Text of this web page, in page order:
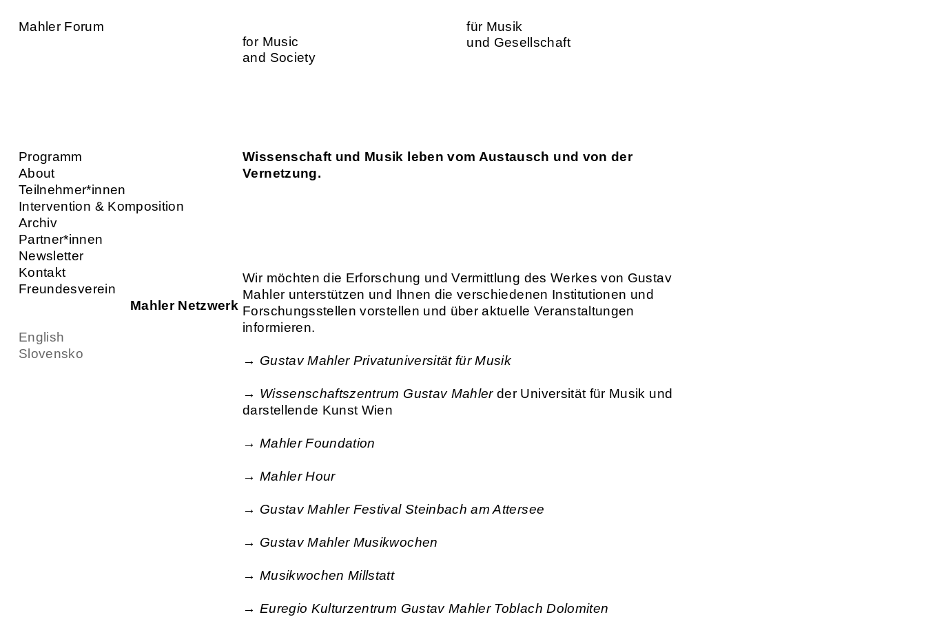
Mahler Forum
for Music
and Society
für Musik
und Gesellschaft
Programm
About
Teilnehmer*innen
Intervention & Komposition
Archiv
Partner*innen
Newsletter
Kontakt
Freundesverein
Mahler Netzwerk
English
Slovensko
Wissenschaft und Musik leben vom Austausch und von der
Vernetzung.
Wir möchten die Erforschung und Vermittlung des Werkes von Gustav
Mahler unterstützen und Ihnen die verschiedenen Institutionen und
Forschungsstellen vorstellen und über aktuelle Veranstaltungen
informieren.
→ Gustav Mahler Privatuniversität für Musik
→ Wissenschaftszentrum Gustav Mahlerder Universität für Musik und
darstellende Kunst Wien
→ Mahler Foundation
→ Mahler Hour
→ Gustav Mahler Festival Steinbach am Attersee
→ Gustav Mahler Musikwochen
→ Musikwochen Millstatt
→ Euregio Kulturzentrum Gustav Mahler Toblach Dolomiten